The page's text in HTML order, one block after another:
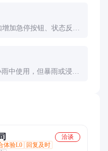
加急停按钮、状态反馈
中使用，但暴雨或浸泡
洽谈
体验L0
回复及时